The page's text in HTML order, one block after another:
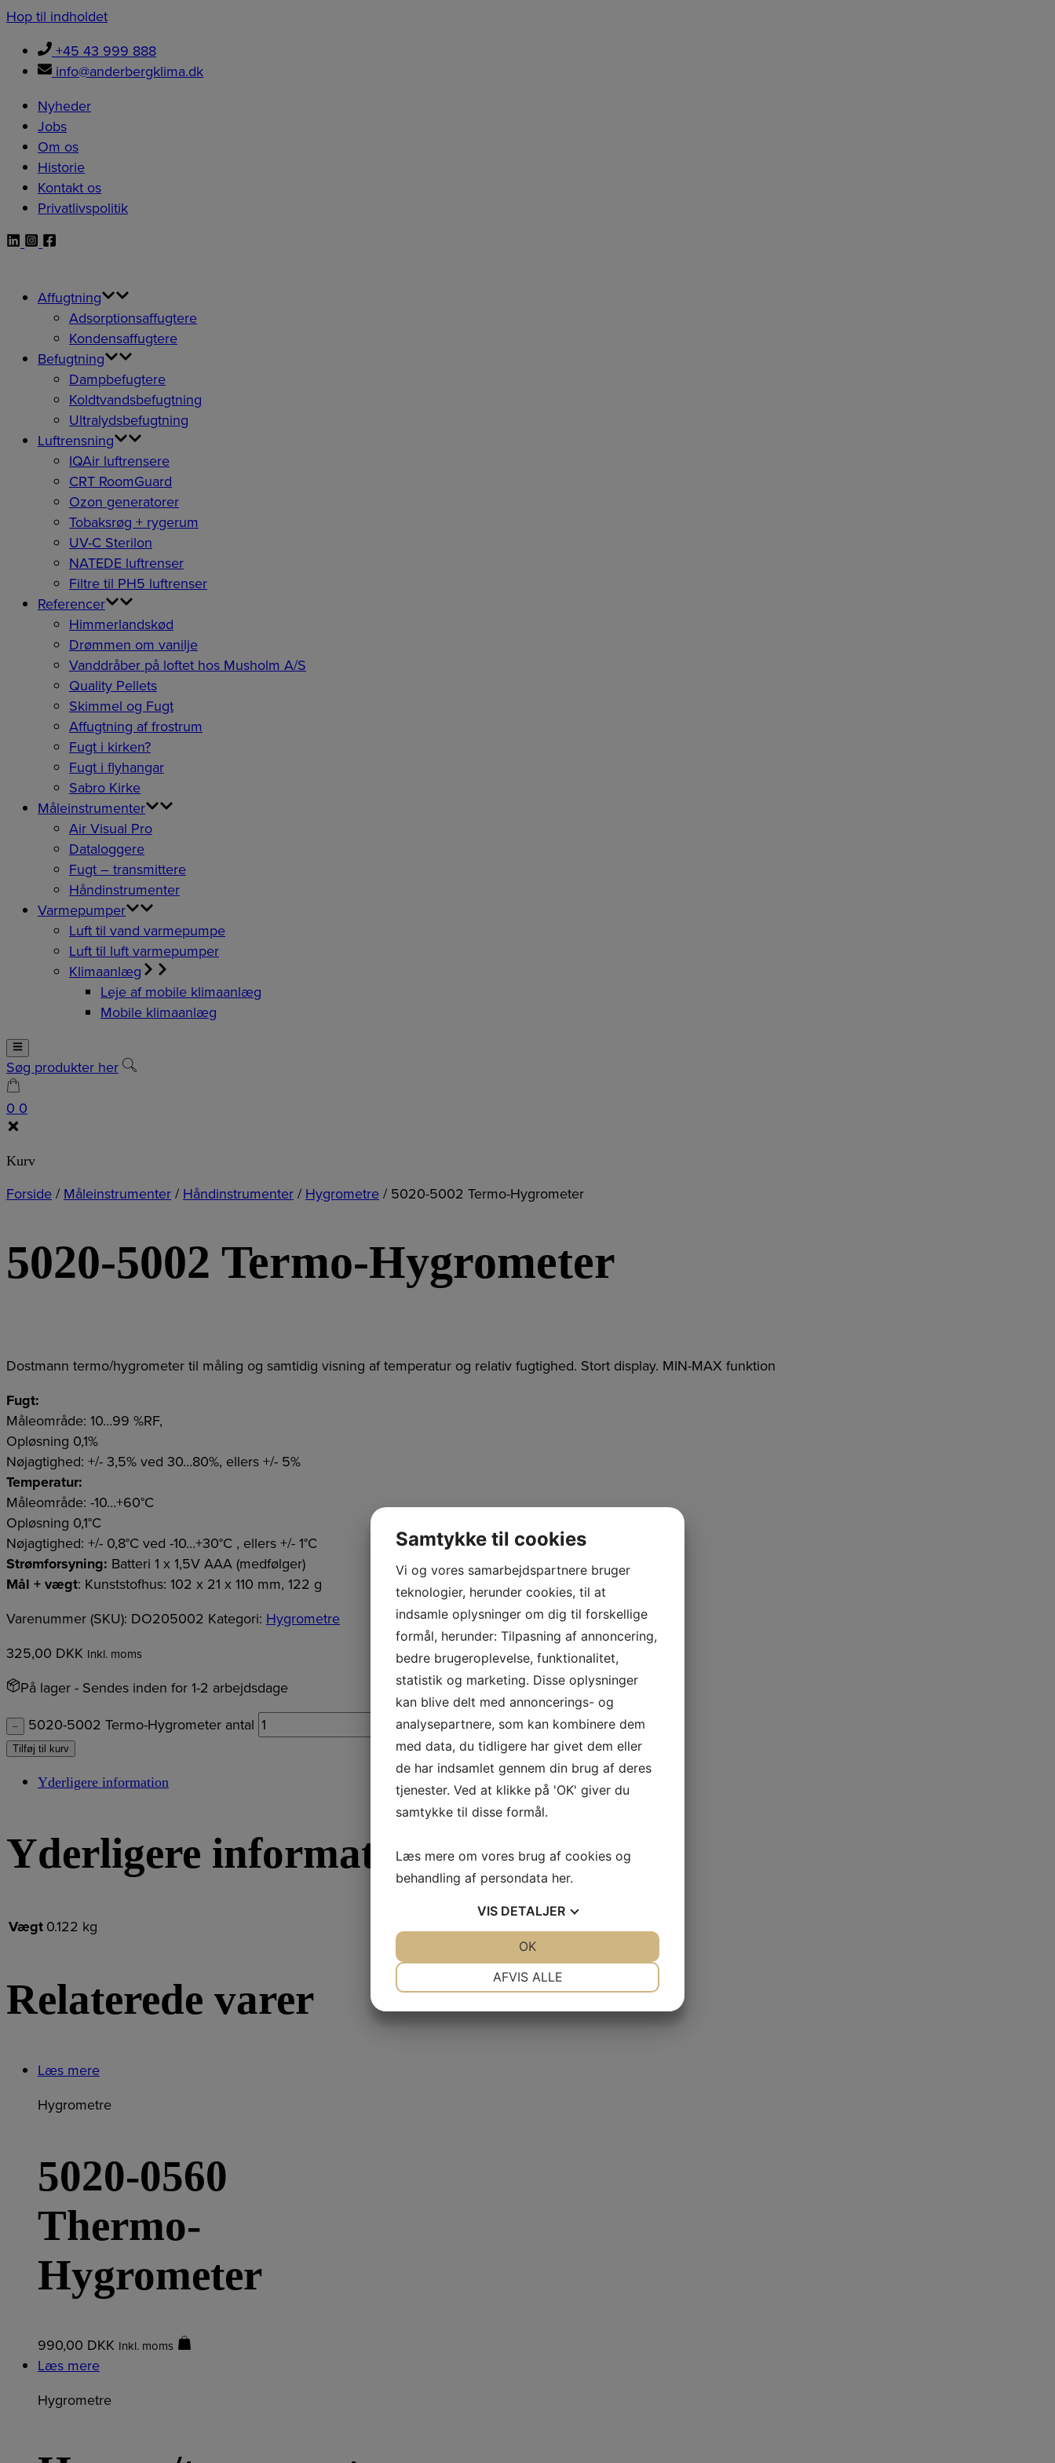
Hop til indholdet
+45 43 999 888
info@anderbergklima.dk
Nyheder
Jobs
Om os
Historie
Kontakt os
Privatlivspolitik
Affugtning
Adsorptionsaffugtere
Kondensaffugtere
Befugtning
Dampbefugtere
Koldtvandsbefugtning
Ultralydsbefugtning
Luftrensning
IQAir luftrensere
CRT RoomGuard
Ozon generatorer
Tobaksrøg + rygerum
UV-C Sterilon
NATEDE luftrenser
Filtre til PH5 luftrenser
Referencer
Himmerlandskød
Drømmen om vanilje
Vanddråber på loftet hos Musholm A/S
Quality Pellets
Skimmel og Fugt
Affugtning af frostrum
Fugt i kirken?
Fugt i flyhangar
Sabro Kirke
Måleinstrumenter
Air Visual Pro
Dataloggere
Fugt – transmittere
Håndinstrumenter
Varmepumper
Luft til vand varmepumpe
Luft til luft varmepumper
Klimaanlæg
Leje af mobile klimaanlæg
Mobile klimaanlæg
Søg produkter her
0 0
Kurv
Forside/ Måleinstrumenter/ Håndinstrumenter/ Hygrometre/ 5020-5002 Termo-Hygrometer
5020-5002 Termo-Hygrometer
Dostmann termo/hygrometer til måling og samtidig visning af temperatur og relativ fugtighed. Stort display. MIN-MAX funktion
Fugt:
Måleområde: 10…99 %RF,
Opløsning 0,1%
Nøjagtighed: +/- 3,5% ved 30…80%, ellers +/- 5%
Temperatur:
Måleområde: -10…+60°C
Opløsning 0,1°C
Nøjagtighed: +/- 0,8°C ved -10…+30°C , ellers +/- 1°C
Strømforsyning: Batteri 1 x 1,5V AAA (medfølger)
Mål + vægt: Kunststofhus: 102 x 21 x 110 mm, 122 g
Varenummer (SKU): DO205002 Kategori: Hygrometre
325,00 DKK Inkl. moms
På lager- Sendes inden for 1-2 arbejdsdage
– 5020-5002 Termo-Hygrometer antal
+
Tilføj til kurv
Yderligere information
Yderligere information
Vægt0.122 kg
Relaterede varer
Læs mere
Hygrometre
5020-0560
Thermo-
Hygrometer
990,00 DKK Inkl. moms
Læs mere
Hygrometre
Samtykke til cookies
Vi og vores samarbejdspartnere bruger
teknologier, herunder cookies, til at
indsamle oplysninger om dig til forskellige
formål, herunder: Tilpasning af annoncering,
bedre brugeroplevelse, funktionalitet,
statistik og marketing. Disse oplysninger
kan blive delt med annoncerings- og
analysepartnere, som kan kombinere dem
med data, du tidligere har givet dem eller
de har indsamlet gennem din brug af deres
tjenester. Ved at klikke på 'OK' giver du
samtykke til disse formål.
Læs mere om vores brug af cookies og
behandling af persondata her.
VIS DETALJER
AFVIS ALLE
OK